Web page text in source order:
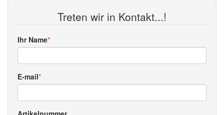
Treten wir in Kontakt...!
Ihr Name
E-mail